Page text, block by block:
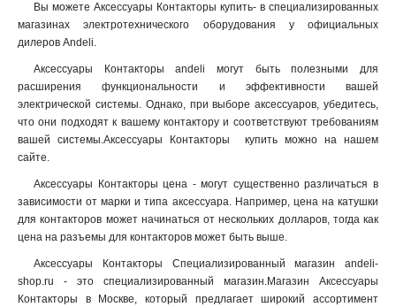
Вы можете Аксессуары Контакторы купить- в специализированных
магазинах электротехнического оборудования у официальных
дилеров Andeli.
Аксессуары Контакторы andeli могут быть полезными для
расширения функциональности и эффективности вашей
электрической системы. Однако, при выборе аксессуаров, убедитесь,
что они подходят к вашему контактору и соответствуют требованиям
вашей системы.Аксессуары Контакторы купить можно на нашем
сайте.
Аксессуары Контакторы цена - могут существенно различаться в
зависимости от марки и типа аксессуара. Например, цена на катушки
для контакторов может начинаться от нескольких долларов, тогда как
цена на разъемы для контакторов может быть выше.
Аксессуары Контакторы Специализированный магазин andeli-
shop.ru - это специализированный магазин.Магазин Аксессуары
Контакторы в Москве, который предлагает широкий ассортимент